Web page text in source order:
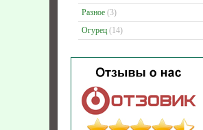
Разное (3)
Огурец (14)